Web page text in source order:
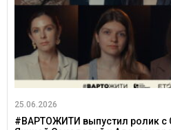
25.06.2026
#ВАРТОЖИТИ выпустил ролик с